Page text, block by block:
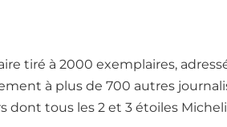
tiré à 2000 exemplaires,
à plus de 700 autres
dont tous les 2 et 3 étoiles